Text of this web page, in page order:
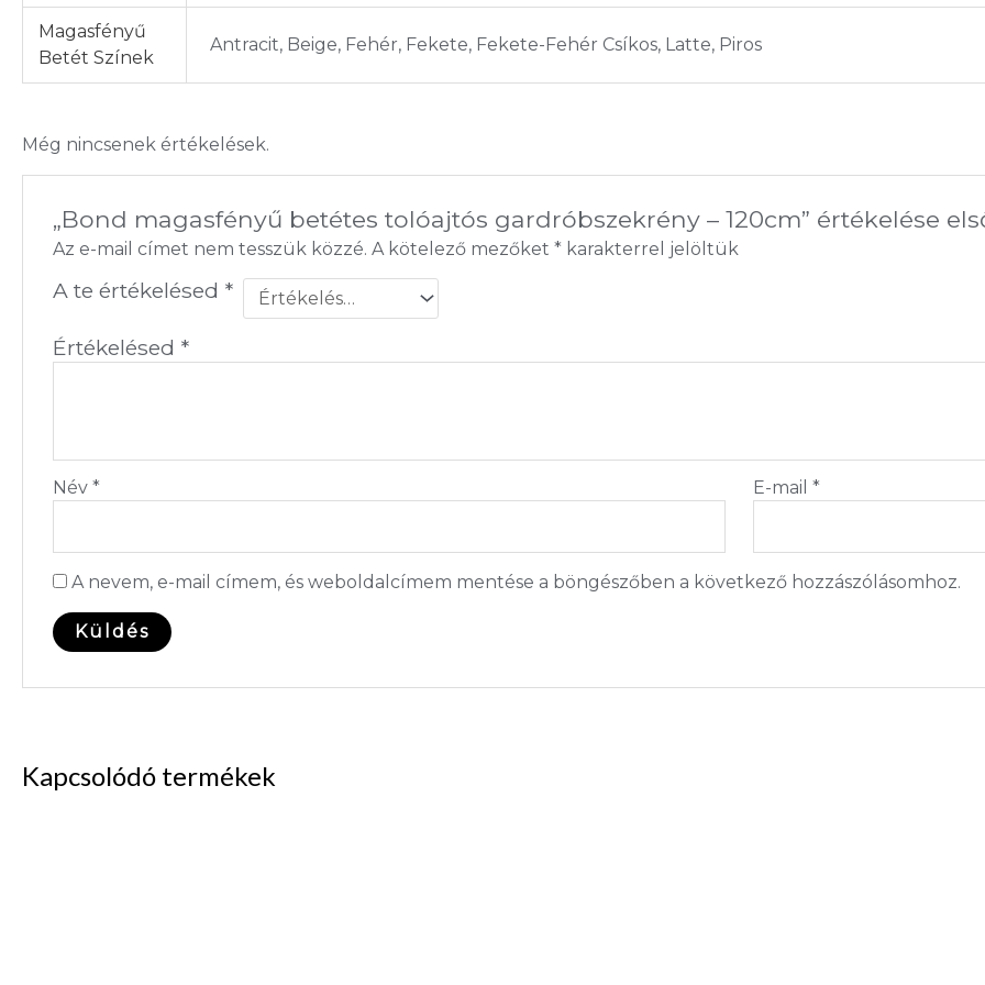
Magasfényű
Betét Színek
Antracit, Beige, Fehér, Fekete, Fekete-Fehér Csíkos, Latte, Piros
Még nincsenek értékelések.
„Bond magasfényű betétes tolóajtós gardróbszekrény – 120cm” értékelése
Az e-mail címet nem tesszük közzé. A kötelező mezőket *karakterrel jelöltük
A te értékelésed *
Értékelésed *
Név * E-mail *
A nevem, e-mail címem, és weboldalcímem mentése a böngészőben a következő hozzászólásomhoz.
Kapcsolódó termékek